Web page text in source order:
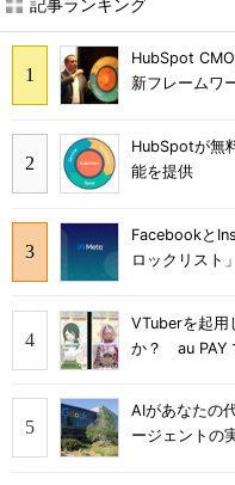
記事ランキング
HubSpot
新フレームワ
HubSpotが無
能を提供
Facebookと
ロックリスト
VTuberを起用
か？ au PAY
AIがあなたの
ージェントの